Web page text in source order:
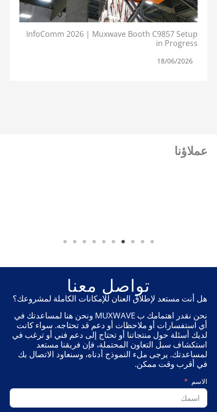
InfoComm 2026 | Muxwave Booth C9857 Setup
in Progress
18/06/2026
عملاؤنا
تواصل معنا
هل أنت مستعد لإطلاق العنان للإمكانات الكاملة لمشروعك؟
نحن نقدر اهتمامك ب MUXWAVE ونحن هنا لمساعدتك في
أي استفسارات أو ملاحظات أو دعم قد تحتاجه. سواء كانت
لديك أسئلة حول منتجاتنا أو تحتاج إلى دعم فني أو ترغب في
استكشاف سبل التعاون المحتملة، فإن فريقنا مستعد
لمساعدتك. يرجى ملء النموذج أدناه، وسنعاود الاتصال بك
في أقرب وقت ممكن.
الاسم